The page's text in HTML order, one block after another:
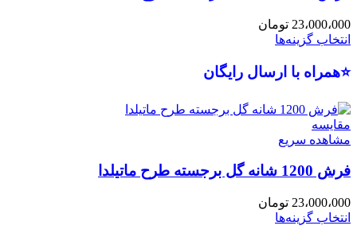
23،000،000 تومان
انتخاب گزینه‌ها
⭐همراه با ارسال رایگان
مقایسه
مشاهده سریع
فرش 1200 شانه گل برجسته طرح ماتیلدا
23،000،000 تومان
انتخاب گزینه‌ها